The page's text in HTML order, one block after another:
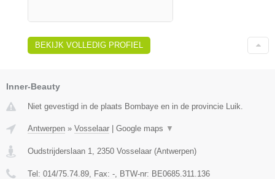
BEKIJK VOLLEDIG PROFIEL
Inner-Beauty
Niet gevestigd in de plaats Bombaye en in de provincie Luik.
Antwerpen » Vosselaar Google maps ▼
Oudstrijderslaan 1 2350 Vosselaar (Antwerpen)
Tel: 014/75.74.89 , Fax: - , BTW-nr: BE0685.311.136